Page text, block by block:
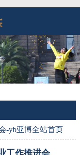
-yb亚博全站首页
工作推进会